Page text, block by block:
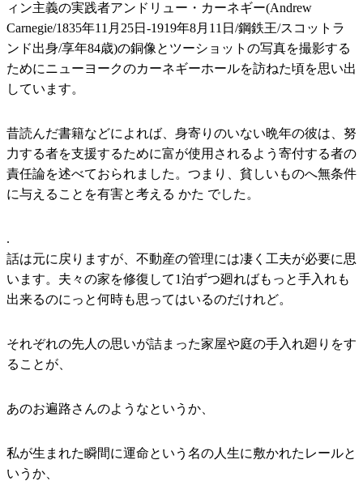
ィン主義の実践者アンドリュー・カーネギー(Andrew
Carnegie/1835年11月25日-1919年8月11日/鋼鉄王/スコットラ
ンド出身/享年84歳)の銅像とツーショットの写真を撮影する
ためにニューヨークのカーネギーホールを訪ねた頃を思い出
しています。
昔読んだ書籍などによれば、身寄りのいない晩年の彼は、努
力する者を支援するために富が使用されるよう寄付する者の
責任論を述べておられました。つまり、貧しいものへ無条件
に与えることを有害と考える かた でした。
.
話は元に戻りますが、不動産の管理には凄く工夫が必要に思
います。夫々の家を修復して1泊ずつ廻ればもっと手入れも
出来るのにっと何時も思ってはいるのだけれど。
それぞれの先人の思いが詰まった家屋や庭の手入れ廻りをす
ることが、
あのお遍路さんのようなというか、
私が生まれた瞬間に運命という名の人生に敷かれたレールと
いうか、